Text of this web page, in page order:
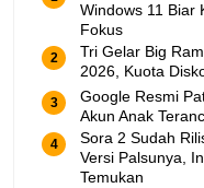
Windows 11 Biar
Fokus
Tri Gelar Big
2026, Kuota
Google Resmi
Akun Anak
Sora 2 Sudah
Versi Palsunya,
Temukan